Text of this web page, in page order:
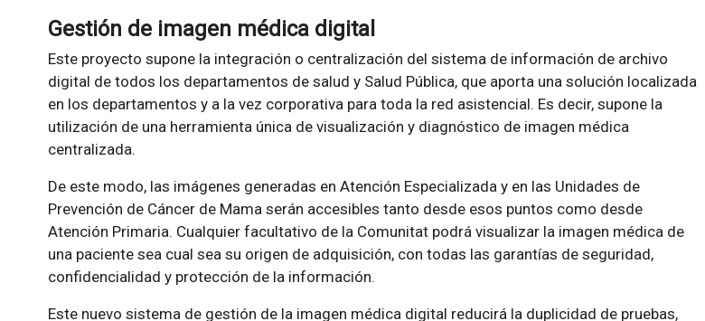
Gestión de imagen médica digital
Este proyecto supone la integración o centralización del sistema de información de archivo
digital de todos los departamentos de salud y Salud Pública, que aporta una solución localizada
en los departamentos y a la vez corporativa para toda la red asistencial. Es decir, supone la
utilización de una herramienta única de visualización y diagnóstico de imagen médica
centralizada.
De este modo, las imágenes generadas en Atención Especializada y en las Unidades de
Prevención de Cáncer de Mama serán accesibles tanto desde esos puntos como desde
Atención Primaria. Cualquier facultativo de la Comunitat podrá visualizar la imagen médica de
una paciente sea cual sea su origen de adquisición, con todas las garantías de seguridad,
confidencialidad y protección de la información.
Este nuevo sistema de gestión de la imagen médica digital reducirá la duplicidad de pruebas,